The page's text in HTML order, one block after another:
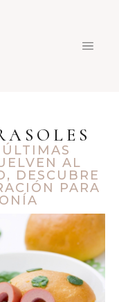
AL
DESCUBRE
PARA